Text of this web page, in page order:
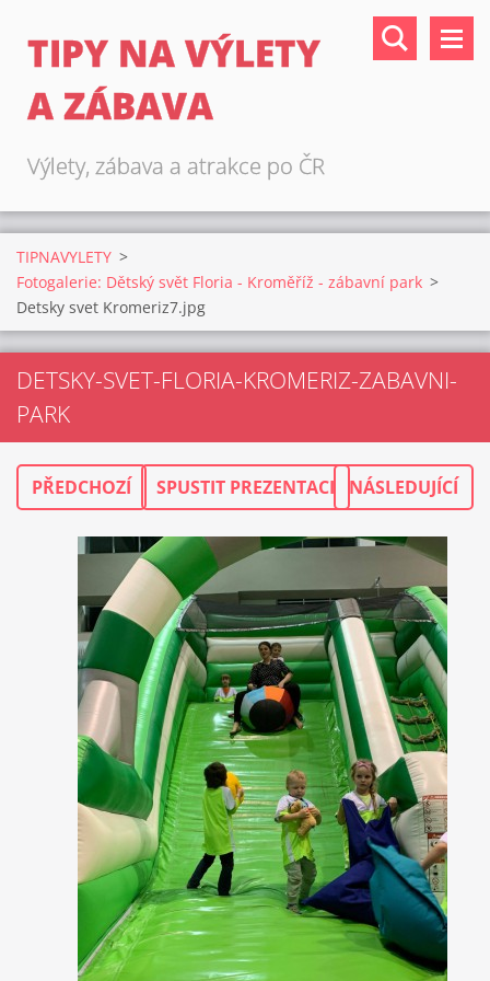
TIPY NA VÝLETY
A ZÁBAVA
Výlety, zábava a atrakce po ČR
TIPNAVYLETY >
Fotogalerie: Dětský svět Floria - Kroměříž - zábavní park >
Detsky svet Kromeriz7.jpg
DETSKY-SVET-FLORIA-KROMERIZ-ZABAVNI-
PARK
PŘEDCHOZÍ SPUSTIT PREZENTACI NÁSLEDUJÍCÍ